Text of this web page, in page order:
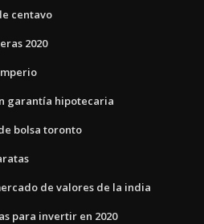
centavo
2020
garantía hipotecaria
bolsa toronto
de valores de la india
para invertir en 2020